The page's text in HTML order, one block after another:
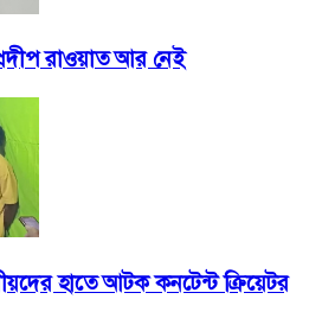
রাওয়াত আর নেই
হাতে আটক কনটেন্ট ক্রিয়েটর